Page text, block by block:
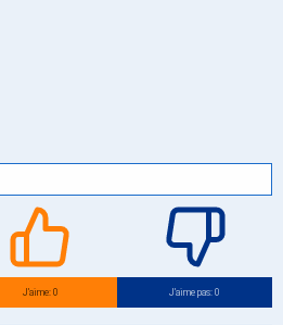
J’aime: 0 J’aime pas: 0